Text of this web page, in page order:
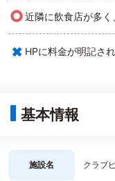
○近隣に飲食店が多
× HPに料金が明記さ
基本情報
施設名 クラブ